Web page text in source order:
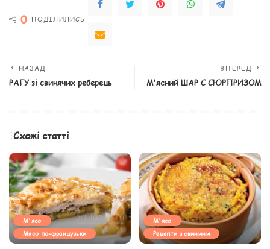
0 ПОДІЛИЛИСЬ
НАЗАД
РАГУ зі свинячих реберець
ВПЕРЕД
М'ясний ШАР С СЮРПРИЗОМ
Схожі статті
М'ясо
Мясо по-французьки
М'ясо
Рецепти з свинини